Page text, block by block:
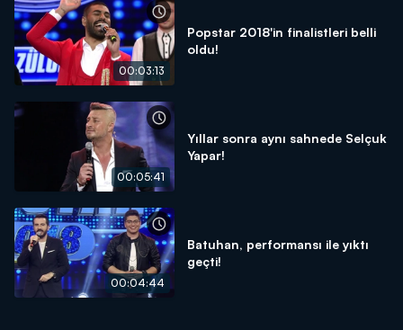
00:03:13
Popstar 2018'in finalistleri belli
oldu!
00:05:41
Yıllar sonra aynı sahnede Selçuk
Yapar!
00:04:44
Batuhan, performansı ile yıktı
geçti!